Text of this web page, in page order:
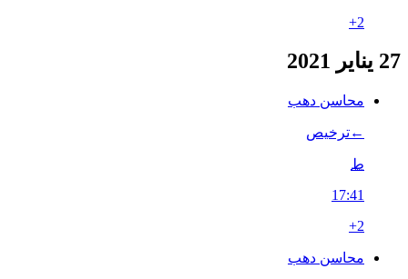
+2
27 يناير 2021
محاسن دهب
←‏ترخيص
ط
17:41
+2
محاسن دهب